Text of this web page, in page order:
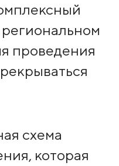
проведения
схема
которая